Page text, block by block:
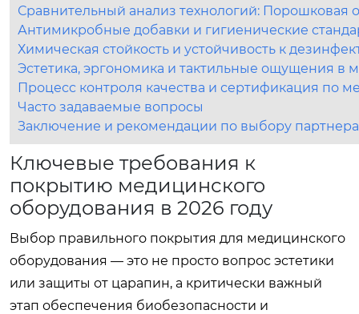
Сравнительный анализ технологий: Порошковая
Антимикробные добавки и гигиенические
Химическая стойкость и устойчивость к
Эстетика, эргономика и тактильные ощущения в
Процесс контроля качества и сертификация по
Часто задаваемые вопросы
Заключение и рекомендации по выбору партнера
Ключевые требования к
покрытию медицинского
оборудования в 2026 году
Выбор правильного покрытия для медицинского
оборудования — это не просто вопрос эстетики
или защиты от царапин, а критически важный
этап обеспечения биобезопасности и